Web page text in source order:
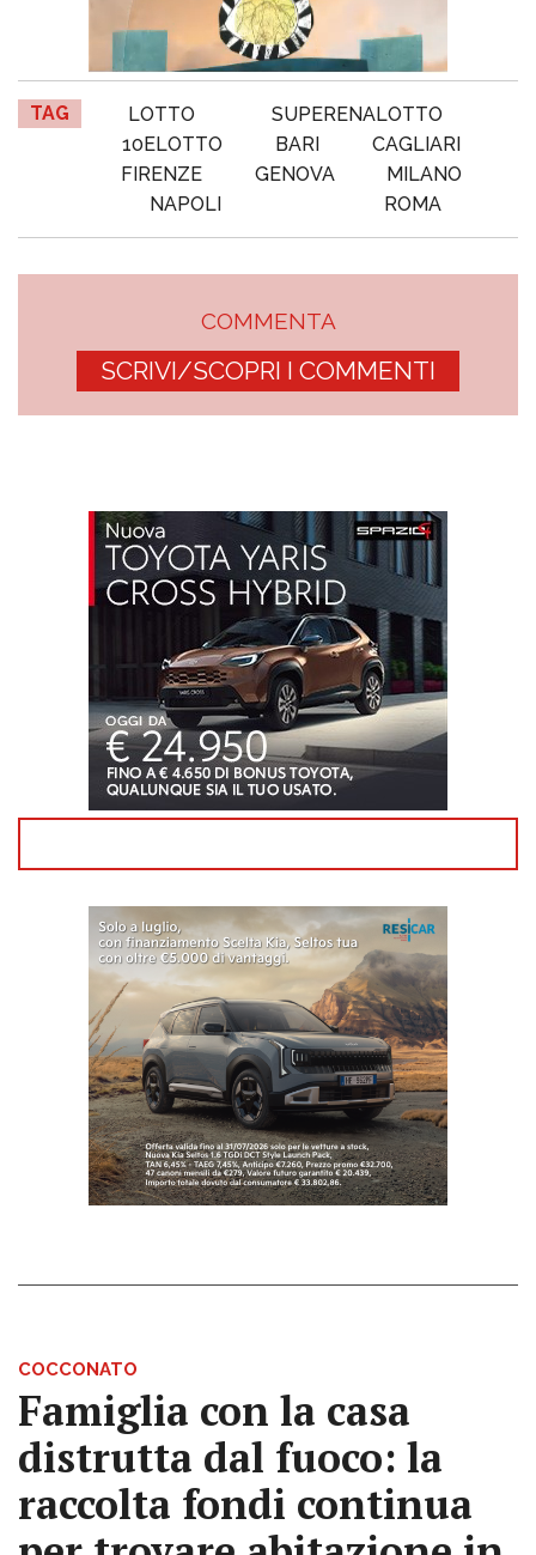
TAG LOTTO
SUPERENALOTTO
10ELOTTO
BARI
CAGLIARI
FIRENZE
GENOVA
MILANO
NAPOLI
ROMA
COMMENTA
SCRIVI/SCOPRI I COMMENTI
COCCONATO
Famiglia con la casa
distrutta dal fuoco: la
raccolta fondi continua